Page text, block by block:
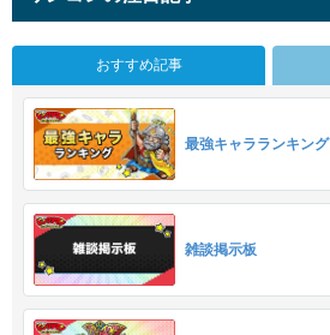
おすすめ記事
最強キャラランキング
雑談掲示板